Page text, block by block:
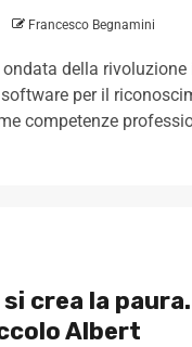
Francesco Begnamini
della
per il
competenze
si crea la
Albert